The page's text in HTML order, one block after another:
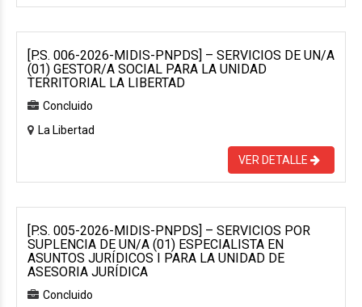
[P.S. 006-2026-MIDIS-PNPDS] – SERVICIOS DE UN/A
(01) GESTOR/A SOCIAL PARA LA UNIDAD
TERRITORIAL LA LIBERTAD
Concluido
La Libertad
VER DETALLE
[P.S. 005-2026-MIDIS-PNPDS] – SERVICIOS POR
SUPLENCIA DE UN/A (01) ESPECIALISTA EN
ASUNTOS JURÍDICOS I PARA LA UNIDAD DE
ASESORIA JURÍDICA
Concluido